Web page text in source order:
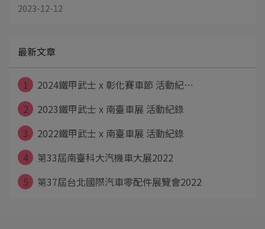
2023-12-12
最新文章
1
2024鐵甲武士 x 彰化賽車節 活動紀⋯
2
2023鐵甲武士 x 南臺車展 活動紀錄
3
2022鐵甲武士 x 南臺車展 活動紀錄
4
第33屆南臺科大汽機車大展2022
5
第37屆台北國際汽車零配件展覽會2022